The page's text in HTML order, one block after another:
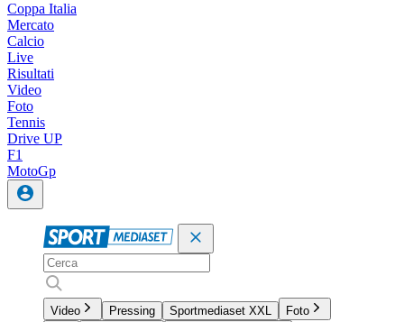
Coppa Italia
Mercato
Calcio
Live
Risultati
Video
Foto
Tennis
Drive UP
F1
MotoGp
Video Pressing Sportmediaset XXL
Foto